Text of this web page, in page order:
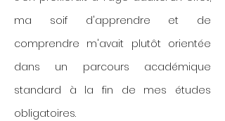
ma soif d'apprendre et de
comprendre m'avait plutôt orientée
dans un parcours académique
standard à la fin de mes études
obligatoires.